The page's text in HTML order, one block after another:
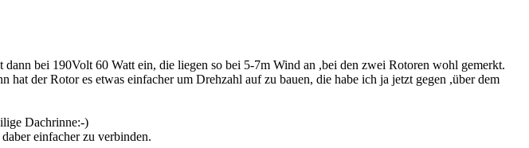
bei 190Volt 60 Watt ein, die liegen so bei 5-7m Wind an ,bei den zwei Rotoren wohl gemerkt.
der Rotor es etwas einfacher um Drehzahl auf zu bauen, die habe ich ja jetzt gegen ,über dem
Dachrinne:-)
einfacher zu verbinden.